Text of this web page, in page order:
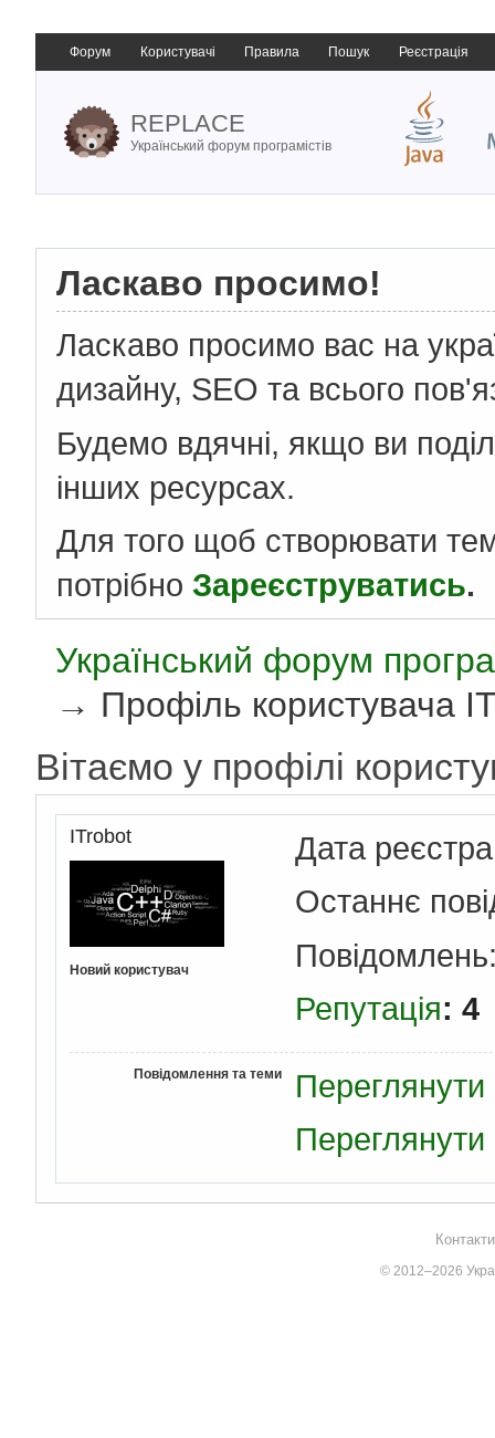
Форум Користувачі Правила Пошук Реєстрація
REPLACE
Український форум програмістів
Ласкаво просимо!
Ласкаво просимо вас на
дизайну, SEO та всього
Будемо вдячні, якщо ви
інших ресурсах.
Для того щоб створювати
потрібно Зареєструватись.
Український форум
→ Профіль користувача
Вітаємо у профілі
ITrobot
Новий користувач
Дата
Останнє
Репутація: 4
Повідомлення та теми
Переглянути
Переглянути
© 2012–2026